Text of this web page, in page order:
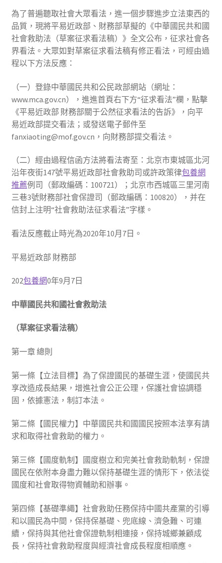
為了普遍聽取社會大眾看法，進一個步驟進步立法東西的
品質，現將平易近政部、財務部草擬的《中華國民共和國
社會救助法（草案征求看法稿）》全文公布，征求社會各
界看法。大眾如對草案征求看法稿有修正看法，可經由過
程以下方法反應：
（一）登錄中華國民共和公民政部網站（網址：
www.mca.gov.cn），進進首頁右下方“征求看法”欄，點擊
《平易近政部 財務部關于公然征求看法的告訴》，向平
易近政部提交看法；或發送電子郵件至
fanxiaoting@mof.gov.cn，向財務部提交看法。
（二）經由過程信函方法將看法寄至：北京市東城區北河
沿年夜街147號平易近政部社會救助司或許政策律包養網
推薦例司（郵政編碼：100721）；北京市西城區三里河南
三巷3號財務部社會保證司（郵政編碼：100820），并在
信封上注明“社會救助法征求看法”字樣。
看法反應截止時光為2020年10月7日。
平易近政部 財務部
202包養網0年9月7日
中華國民共和國社會救助法
（草案征求看法稿）
第一章 總則
第一條【立法目標】為了保證國民的基礎生涯，使國民共
享改造成長結果，增進社會公正公理，保護社會協調穩
固，依據憲法，制訂本法。
第二條【國民權力】中華國民共和國國民按照本法享有請
求和取得社會救助的權力。
第三條【國度軌制】國度樹立和完美社會救助軌制，保證
國民在依附本身盡力難以保持基礎生涯的情形下，依法從
國度和社會取得物資輔助和辦事。
第四條【基礎準繩】社會救助任務保持中國共產黨的引導
和以國民為中間，保持保基礎、兜底線、濟急難、可連
續，保持與其他社會保證軌制相連接，保持城鄉兼顧成
長，保持社會救助程度與經濟社會成長程度相順應。